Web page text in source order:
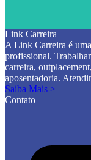
Link Carreira
A Link Carreira é
profissional.
carreira,
aposentadoria.
Saiba Mais >
Contato